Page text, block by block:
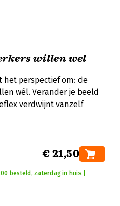
willen wel
het perspectief om: de
wél. Verander je beeld
verdwijnt vanzelf
€ 21,50
besteld, zaterdag in huis |